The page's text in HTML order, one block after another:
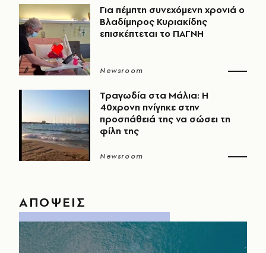
Για πέμπτη συνεχόμενη χρονιά ο
Βλαδίμηρος Κυριακίδης
επισκέπτεται το ΠΑΓΝΗ
Newsroom
Τραγωδία στα Μάλια: Η
40χρονη πνίγηκε στην
προσπάθειά της να σώσει τη
φίλη της
Newsroom
ΑΠΟΨΕΙΣ